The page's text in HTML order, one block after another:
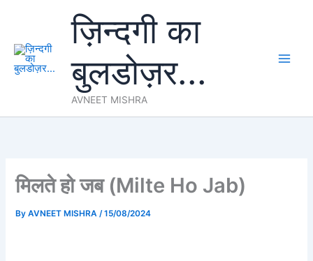
content
ज़िन्दगी का
बुलडोज़र...
AVNEET MISHRA
मिलते हो जब (Milte Ho Jab)
ByAVNEET MISHRA/15/08/2024